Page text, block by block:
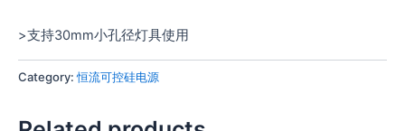
>支持30mm小孔径灯具使用
Category:恒流可控硅电源